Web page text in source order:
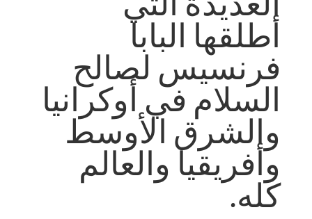
أطلقها البابا
فرنسيس لصالح
السلام في أوكرانيا
والشرق الأوسط
وأفريقيا والعالم
كله.